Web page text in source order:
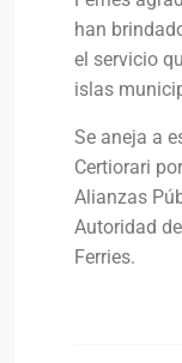
han
el servicio
islas
Se aneja a
Certiorari
Alianzas
Autoridad
Ferries.